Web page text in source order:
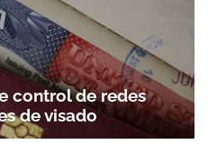
control de redes
de visado